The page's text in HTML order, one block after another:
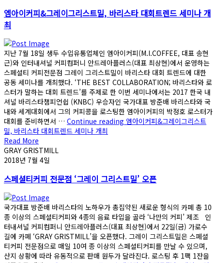
엠아이커피&그레이그리스트밀, 바리스타 대회트렌드 세미나 개
최
지난 7월 18일 생두 수입유통업체인 엠아이커피(M.I.COFFEE, 대표 송현
근)와 인터내셔널 커피컴퍼니 안드레아플러스(대표 최상현)에서 운영하는
스페셜티 커피전문점 그레이 그리스트밀이 바리스타 대회 트렌드에 대한
공동 세미나를 개최했다. ‘THE BEST COLLABORATION; 바리스타와 로
스터가 말하는 대회 트렌드’를 주제로 한 이번 세미나에서는 2017 한국 내
셔널 바리스타챔피언쉽 (KNBC) 우승자인 국가대표 방준배 바리스타와 국
내와 세계대회에서 그의 커피콩을 로스팅한 엠아이커피의 박정호 로스터가
대회를 준비하면서 … Continue reading 엠아이커피&그레이그리스트
밀, 바리스타 대회트렌드 세미나 개최
Read More
GRAY GRISTMILL
2018년 7월 4일
스페셜티커피 전문점 ‘그레이 그리스트밀’ 오픈
국가대표 방준배 바리스타의 노하우가 총집약된 새로운 형식의 카페 총 10
종 이상의 스페셜티커피와 4종의 음료 타입을 골라 ‘나만의 커피’ 제조 인
터내셔널 커피컴퍼니 안드레아플러스(대표 최상현)에서 22일(금) 가로수
길에 카페 ‘GRAY GRISTMILL’을 오픈했다. 그레이 그리스트밀은 스페셜
티커피 전문점으로 매일 10여 종 이상의 스페셜티커피를 만날 수 있으며,
산지 상황에 따라 유동적으로 판매 원두가 달라진다. 로스팅 후 1팩 1잔을